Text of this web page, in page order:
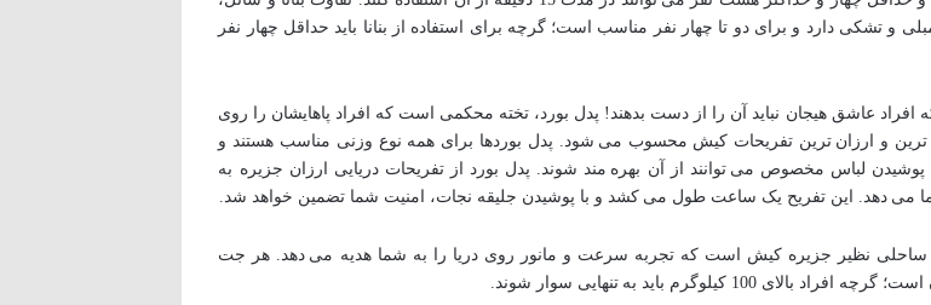
تشکی دارد و برای دو تا چهار نفر مناسب است؛ گرچه برای استفاده از بنانا باید حداقل چهار نفر
عاشق هیجان نباید آن را از دست بدهند! پدل بورد، تخته محکمی است که افراد پاهایشان را روی
و ارزان ترین تفریحات کیش محسوب می شود. پدل بوردها برای همه نوع وزنی مناسب هستند و
پوشیدن لباس مخصوص می توانند از آن بهره مند شوند. پدل بورد از تفریحات دریایی ارزان جزیره به
می دهد. این تفریح یک ساعت طول می کشد و با پوشیدن جلیقه نجات، امنیت شما تضمین خواهد شد.
نظیر جزیره کیش است که تجربه سرعت و مانور روی دریا را به شما هدیه می دهد. هر جت
باید به تنهایی سوار شوند.